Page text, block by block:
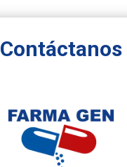
Contáctanos